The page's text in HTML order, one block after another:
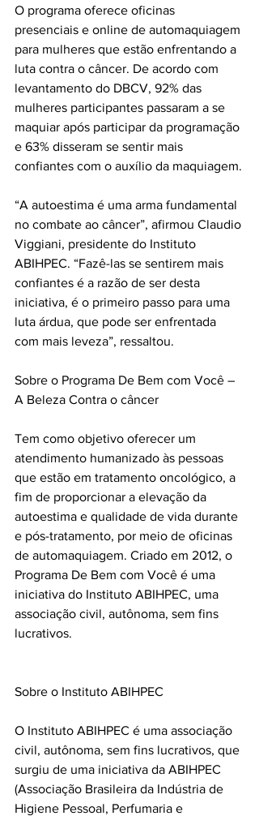
O programa oferece oficinas
presenciais e online de automaquiagem
para mulheres que estão enfrentando a
luta contra o câncer. De acordo com
levantamento do DBCV, 92% das
mulheres participantes passaram a se
maquiar após participar da programação
e 63% disseram se sentir mais
confiantes com o auxílio da maquiagem.
“A autoestima é uma arma fundamental
no combate ao câncer”, afirmou Claudio
Viggiani, presidente do Instituto
ABIHPEC. “Fazê-las se sentirem mais
confiantes é a razão de ser desta
iniciativa, é o primeiro passo para uma
luta árdua, que pode ser enfrentada
com mais leveza”, ressaltou.
Sobre o Programa De Bem com Você –
A Beleza Contra o câncer
Tem como objetivo oferecer um
atendimento humanizado às pessoas
que estão em tratamento oncológico, a
fim de proporcionar a elevação da
autoestima e qualidade de vida durante
e pós-tratamento, por meio de oficinas
de automaquiagem. Criado em 2012, o
Programa De Bem com Você é uma
iniciativa do Instituto ABIHPEC, uma
associação civil, autônoma, sem fins
lucrativos.
Sobre o Instituto ABIHPEC
O Instituto ABIHPEC é uma associação
civil, autônoma, sem fins lucrativos, que
surgiu de uma iniciativa da ABIHPEC
(Associação Brasileira da Indústria de
Higiene Pessoal, Perfumaria e